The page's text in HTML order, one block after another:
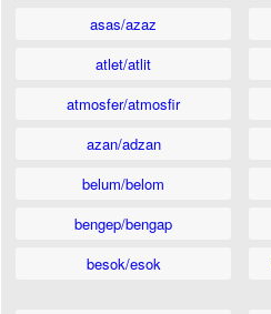
asas/azaz
atlet/atlit
atmosfer/atmosfir
azan/adzan
belum/belom
bengep/bengap
besok/esok